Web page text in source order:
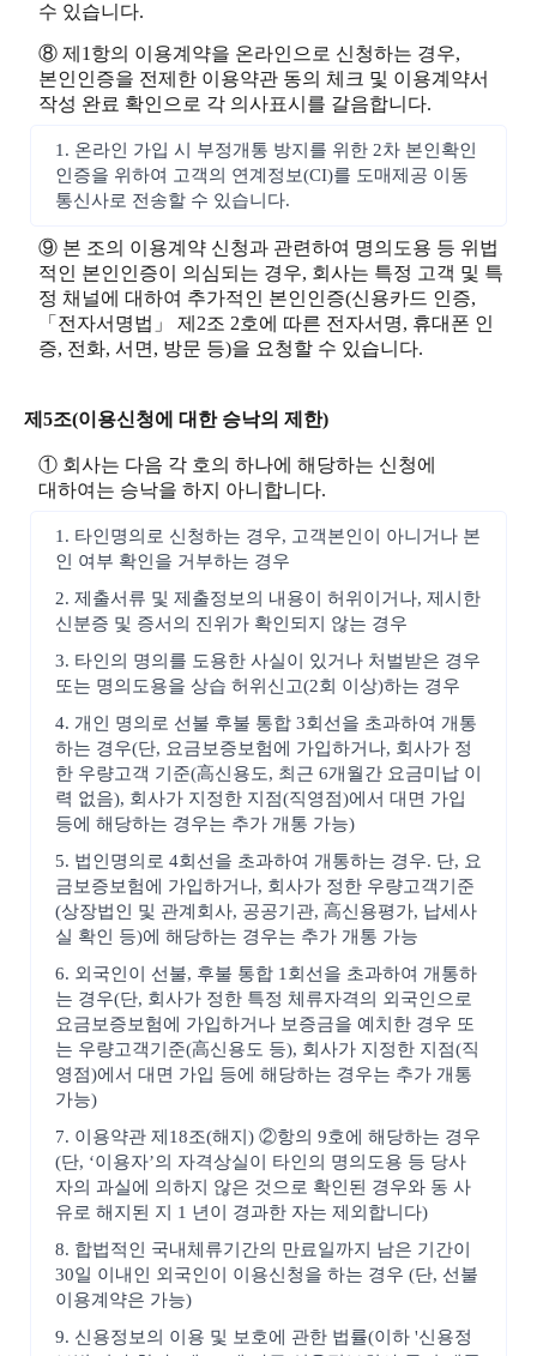
수 있습니다.
⑧ 제1항의 이용계약을 온라인으로 신청하는 경우,
본인인증을 전제한 이용약관 동의 체크 및 이용계약서
작성 완료 확인으로 각 의사표시를 갈음합니다.
1. 온라인 가입 시 부정개통 방지를 위한 2차 본인확인
인증을 위하여 고객의 연계정보(CI)를 도매제공 이동
통신사로 전송할 수 있습니다.
⑨ 본 조의 이용계약 신청과 관련하여 명의도용 등 위법
적인 본인인증이 의심되는 경우, 회사는 특정 고객 및 특
정 채널에 대하여 추가적인 본인인증(신용카드 인증,
「전자서명법」 제2조 2호에 따른 전자서명, 휴대폰 인
증, 전화, 서면, 방문 등)을 요청할 수 있습니다.
제5조(이용신청에 대한 승낙의 제한)
① 회사는 다음 각 호의 하나에 해당하는 신청에
대하여는 승낙을 하지 아니합니다.
1. 타인명의로 신청하는 경우, 고객본인이 아니거나 본
인 여부 확인을 거부하는 경우
2. 제출서류 및 제출정보의 내용이 허위이거나, 제시한
신분증 및 증서의 진위가 확인되지 않는 경우
3. 타인의 명의를 도용한 사실이 있거나 처벌받은 경우
또는 명의도용을 상습 허위신고(2회 이상)하는 경우
4. 개인 명의로 선불 후불 통합 3회선을 초과하여 개통
하는 경우(단, 요금보증보험에 가입하거나, 회사가 정
한 우량고객 기준(高신용도, 최근 6개월간 요금미납 이
력 없음), 회사가 지정한 지점(직영점)에서 대면 가입
등에 해당하는 경우는 추가 개통 가능)
5. 법인명의로 4회선을 초과하여 개통하는 경우. 단, 요
금보증보험에 가입하거나, 회사가 정한 우량고객기준
(상장법인 및 관계회사, 공공기관, 高신용평가, 납세사
실 확인 등)에 해당하는 경우는 추가 개통 가능
6. 외국인이 선불, 후불 통합 1회선을 초과하여 개통하
는 경우(단, 회사가 정한 특정 체류자격의 외국인으로
요금보증보험에 가입하거나 보증금을 예치한 경우 또
는 우량고객기준(高신용도 등), 회사가 지정한 지점(직
영점)에서 대면 가입 등에 해당하는 경우는 추가 개통
가능)
7. 이용약관 제18조(해지) ②항의 9호에 해당하는 경우
(단, ‘이용자’의 자격상실이 타인의 명의도용 등 당사
자의 과실에 의하지 않은 것으로 확인된 경우와 동 사
유로 해지된 지 1 년이 경과한 자는 제외합니다)
8. 합법적인 국내체류기간의 만료일까지 남은 기간이
30일 이내인 외국인이 이용신청을 하는 경우 (단, 선불
이용계약은 가능)
9. 신용정보의 이용 및 보호에 관한 법률(이하 '신용정